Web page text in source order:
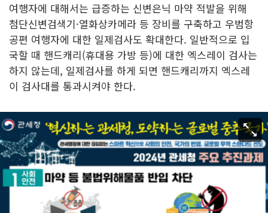
여행자에 대해서는 급증하는 신변은닉 마약 적발을 위해
첨단신변검색기·열화상카메라 등 장비를 구축하고 우범항
공편 여행자에 대한 일제검사도 확대한다. 일반적으로 입
국할 때 핸드캐리(휴대용 가방 등)에 대한 엑스레이 검사는
하지 않는데, 일제검사를 하게 되면 핸드캐리까지 엑스레
이 검사대를 통과시켜야 한다.